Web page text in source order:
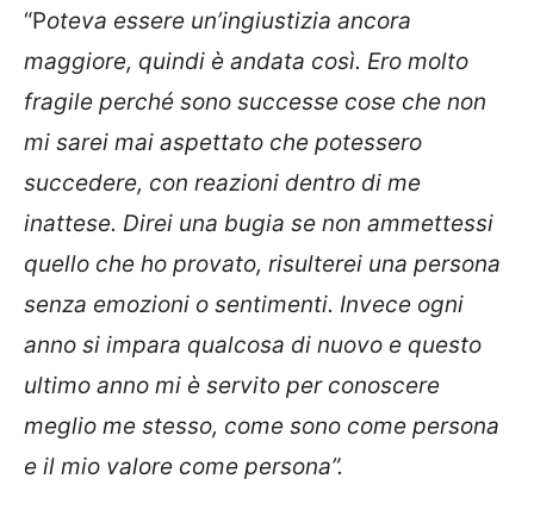
“Poteva essere un’ingiustizia ancora
maggiore, quindi è andata così. Ero molto
fragile perché sono successe cose che non
mi sarei mai aspettato che potessero
succedere, con reazioni dentro di me
inattese. Direi una bugia se non ammettessi
quello che ho provato, risulterei una persona
senza emozioni o sentimenti. Invece ogni
anno si impara qualcosa di nuovo e questo
ultimo anno mi è servito per conoscere
meglio me stesso, come sono come persona
e il mio valore come persona”.